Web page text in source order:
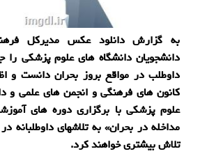
به گزارش دانلود عكس مدیركل
دانشجویان دانشگاه های علوم پزشكی
داوطلب در مواقع بروز بحران دانست و
كانون های فرهنگی و انجمن های علمی و
علوم پزشكی با برگزاری دوره های
مداخله در بحران» به تلاشهای داوطلبانه
تلاش بیشتری خواهند كرد.